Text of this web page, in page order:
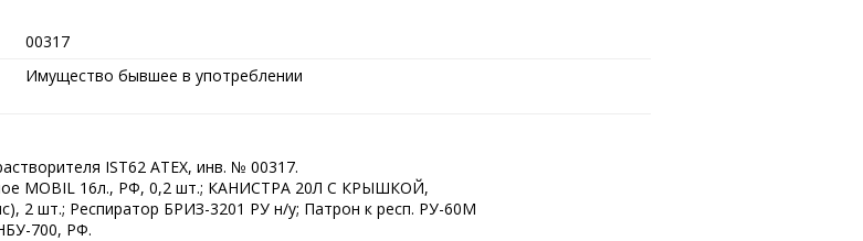
00317
Имущество бывшее в употреблении
IST62 ATEX, инв. № 00317.
MOBIL 16л., РФ, 0,2 шт.; КАHИСТРА 20Л С КРЫШКОЙ,
2 шт.; Респиратор БРИЗ-3201 РУ н/у; Патрон к респ. РУ-60М
700, РФ.